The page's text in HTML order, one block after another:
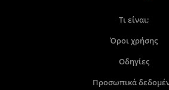
Τι είναι;
Όροι χρήσης
Οδηγίες
Προσωπικά